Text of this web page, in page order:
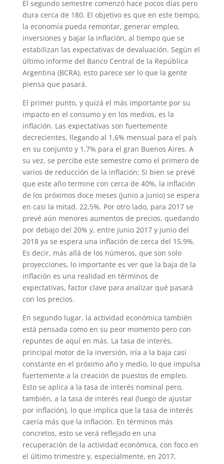
El segundo semestre comenzó hace pocos días pero
dura cerca de 180. El objetivo es que en este tiempo,
la economía pueda remontar, generar empleo,
inversiones y bajar la inflación, al tiempo que se
estabilizan las expectativas de devaluación. Según el
último informe del Banco Central de la República
Argentina (BCRA), esto parece ser lo que la gente
piensa que pasará.
El primer punto, y quizá el más importante por su
impacto en el consumo y en los medios, es la
inflación. Las expectativas son fuertemente
decrecientes, llegando al 1,6% mensual para el país
en su conjunto y 1,7% para el gran Buenos Aires. A
su vez, se percibe este semestre como el primero de
varios de reducción de la inflación: Si bien se prevé
que este año termine con cerca de 40%, la inflación
de los próximos doce meses (junio a junio) se espera
en casi la mitad, 22,5%. Por otro lado, para 2017 se
prevé aún menores aumentos de precios, quedando
por debajo del 20% y, entre junio 2017 y junio del
2018 ya se espera una inflación de cerca del 15,9%.
Es decir, más allá de los números, que son solo
proyecciones, lo importante es ver que la baja de la
inflación es una realidad en términos de
expectativas, factor clave para analizar qué pasará
con los precios.
En segundo lugar, la actividad económica también
está pensada como en su peor momento pero con
repuntes de aquí en más. La tasa de interés,
principal motor de la inversión, iría a la baja casi
constante en el próximo año y medio, lo que impulsa
fuertemente a la creación de puestos de empleo.
Esto se aplica a la tasa de interés nominal pero,
también, a la tasa de interés real (luego de ajustar
por inflación), lo que implica que la tasa de interés
caería más que la inflación. En términos más
concretos, esto se verá reflejado en una
recuperación de la actividad económica, con foco en
el último trimestre y, especialmente, en 2017,